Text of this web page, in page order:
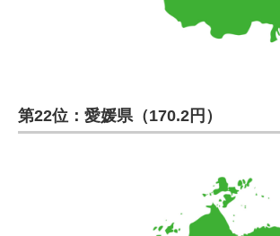
第22位：愛媛県（170.2円）